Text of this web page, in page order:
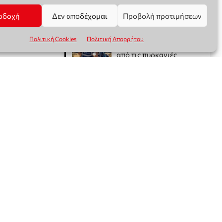
Δεν αποδέχομαι Προβολή προτιμήσεων
Πολιτική Cookies Πολιτική Απορρήτου